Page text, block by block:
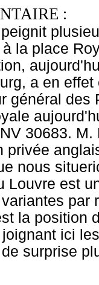
:
à la place
a en
général des
30683.
privée
nous
Louvre est
par
la position
ici
surprise